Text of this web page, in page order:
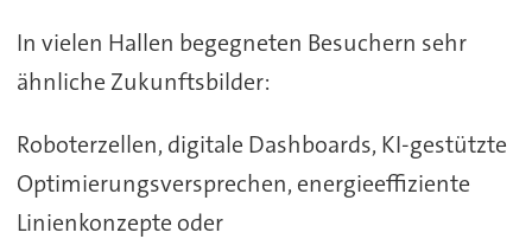
In vielen Hallen begegneten Besuchern sehr
ähnliche Zukunftsbilder:
Roboterzellen, digitale Dashboards, KI-gestützte
Optimierungsversprechen, energieeffiziente
Linienkonzepte oder